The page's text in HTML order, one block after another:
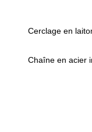
Cerclage en
Chaîne en acier